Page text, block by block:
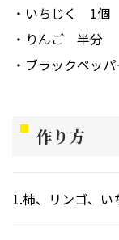
いちじく
1個
りんご
半分
ブラックペッパ
作り方
柿、リンゴ、い